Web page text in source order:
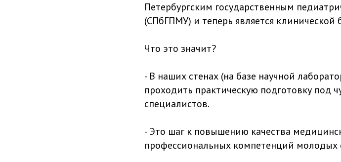
Петербургским государственным
(СПбГПМУ) и теперь является
Что это значит?
- В наших стенах (на базе научной
проходить практическую подготовку под
специалистов.
- Это шаг к повышению качества
профессиональных компетенций молодых